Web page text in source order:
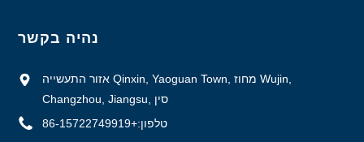
נהיה בקשר
אזור התעשייה Qinxin, Yaoguan Town, מחוז Wujin,
Changzhou, Jiangsu, סין
טלפון:+86-15722749919